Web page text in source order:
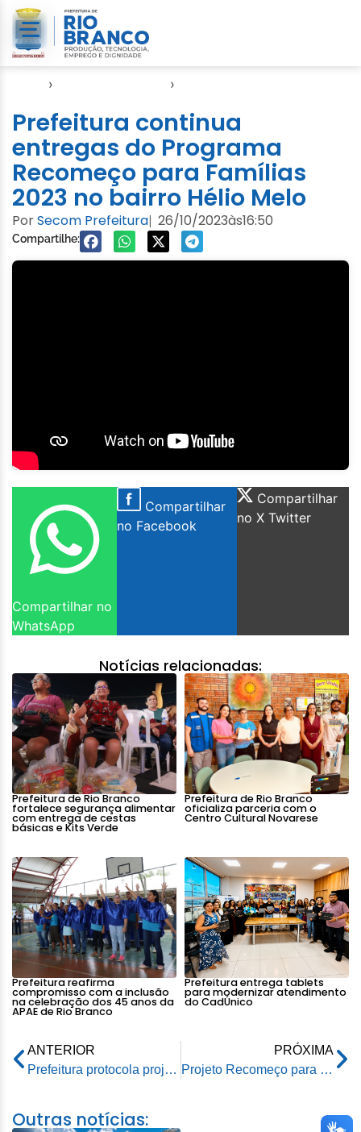
› ›
Prefeitura continua
entregas do Programa
Recomeço para Famílias
2023 no bairro Hélio Melo
PorSecom Prefeitura| 26/10/2023às16:50
Compartilhe:
Compartilhar no
WhatsApp
Compartilhar
no Facebook
Compartilhar
no X Twitter
Notícias relacionadas:
Prefeitura de Rio Branco
fortalece segurança alimentar
com entrega de cestas
básicas e Kits Verde
Prefeitura de Rio Branco
oficializa parceria com o
Centro Cultural Novarese
Prefeitura reafirma
compromisso com a inclusão
na celebração dos 45 anos da
APAE de Rio Branco
Prefeitura entrega tablets
para modernizar atendimento
do CadÚnico
ANTERIOR
Prefeitura protocola projeto referente ao empréstimo de 340 milhões que visa investimentos na capital
PRÓXIMA
Projeto Recomeço para as Famílias 2023 leva esperança e dignidade ao bairro da Paz
Outras notícias: